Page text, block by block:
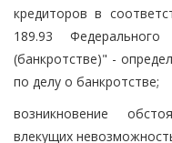
кредиторов в
189.93
(банкротстве)" -
по делу о банкротстве;
возникновение
влекущих